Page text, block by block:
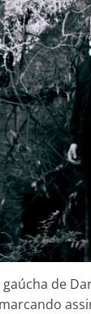
de